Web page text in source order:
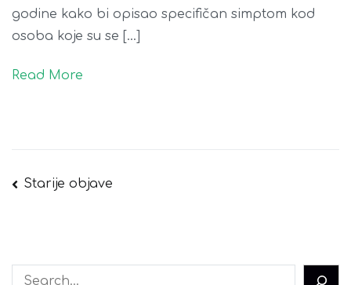
godine kako bi opisao specifičan simptom kod
osoba koje su se […]
Read More
Navigacija
objava
Starije objave
Pretraga